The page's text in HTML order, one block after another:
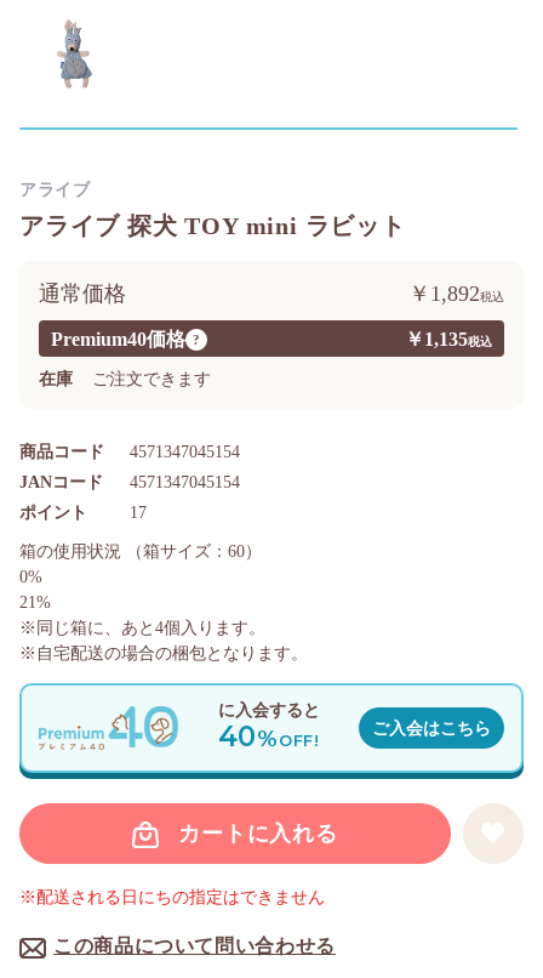
アライブ 探犬 TOY mini ラビット
Premium40価格 ? ￥1,135
通常価格 ￥1,892
在庫 ご注文できます
商品コード 4571347045154
ポイント 17
JANコード 4571347045154
カートに入れる
この商品について問い合わせる
アライブ
※配送される日にちの指定はできません
に入会すると
40%OFF!
ご入会はこちら
箱の使用状況
（箱サイズ：60）
0%
21%
※同じ箱に、あと 4個入ります。
※自宅配送の場合の梱包となります。